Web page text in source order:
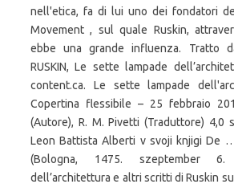
nell'etica, fa di lui uno dei fondatori
Movement , sul quale Ruskin,
ebbe una grande influenza. Tratto
RUSKIN, Le sette lampade
content.ca. Le sette lampade
Copertina flessibile – 25 febbraio
(Autore), R. M. Pivetti (Traduttore) 4,0
Leon Battista Alberti v svoji knjigi De
(Bologna, 1475. szeptember 6.
dell’architettura e altri scritti di Ruskin